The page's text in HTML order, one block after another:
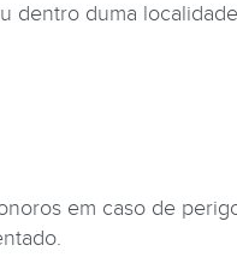
dentro duma
em caso de